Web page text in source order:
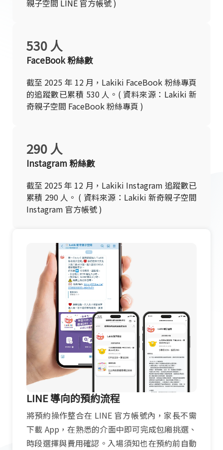
親子空間 LINE 官方帳號 )
FaceBook 粉絲數
截至 2025 年 12 月，Lakiki FaceBook 粉絲專頁
的追蹤數已累積 530 人。( 資料來源：Lakiki 新
奇親子空間 FaceBook 粉絲專頁 )
530 人
Instagram 粉絲數
截至 2025 年 12 月，Lakiki Instagram 追蹤數已
累積 290 人。 ( 資料來源：Lakiki 新奇親子空間
Instagram 官方帳號 )
290 人
LINE 導向的預約流程
將預約操作整合在 LINE 官方帳號內，家長不需
下載 App，在熟悉的介面中即可完成包廂挑選、
時段選擇與費用確認。入場須知也在預約前自動